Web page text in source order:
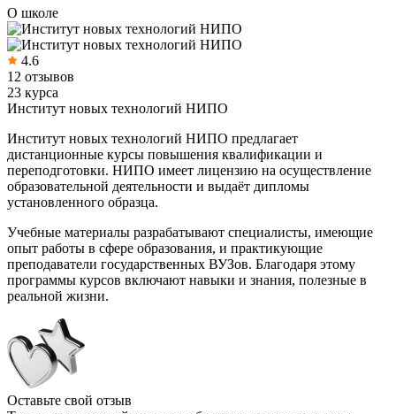
О школе
4.6
12 отзывов
23 курса
Институт новых технологий НИПО
Институт новых технологий НИПО предлагает
дистанционные курсы повышения квалификации и
переподготовки. НИПО имеет лицензию на осуществление
образовательной деятельности и выдаёт дипломы
установленного образца.
Учебные материалы разрабатывают специалисты, имеющие
опыт работы в сфере образования, и практикующие
преподаватели государственных ВУЗов. Благодаря этому
программы курсов включают навыки и знания, полезные в
реальной жизни.
Оставьте свой отзыв